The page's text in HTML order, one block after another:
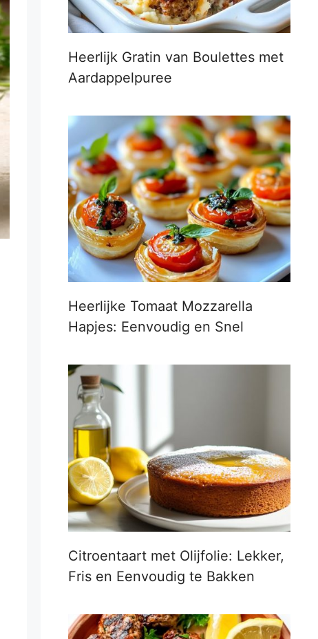
Heerlijk Gratin van Boulettes met
Aardappelpuree
Heerlijke Tomaat Mozzarella
Hapjes: Eenvoudig en Snel
Citroentaart met Olijfolie: Lekker,
Fris en Eenvoudig te Bakken